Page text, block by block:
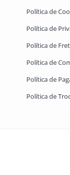
Política de
Política de
Política de
Política de
Política de
Política de